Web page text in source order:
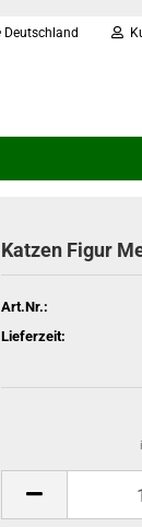
Deutschland
Katzen Figur
Art.Nr.:
Lieferzeit: